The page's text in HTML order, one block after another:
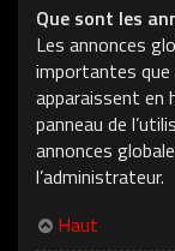
Que sont les
Les annonces
importantes que
apparaissent en
panneau de
annonces
l’administrateur.
Haut